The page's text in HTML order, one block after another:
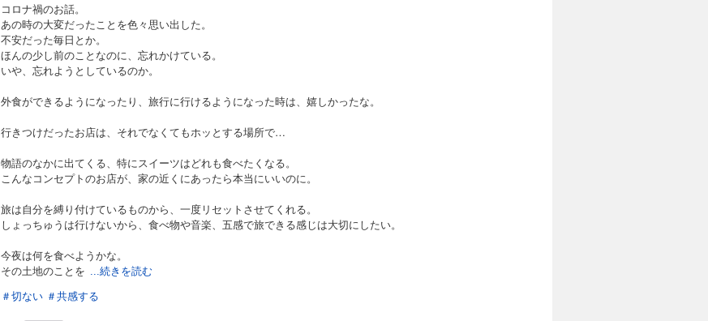
コロナ禍のお話。
あの時の大変だったことを色々思い出した。
不安だった毎日とか。
ほんの少し前のことなのに、忘れかけている。
いや、忘れようとしているのか。
外食ができるようになったり、旅行に行けるようになった時は、嬉しかったな。
行きつけだったお店は、それでなくてもホッとする場所で…
物語のなかに出てくる、特にスイーツはどれも食べたくなる。
こんなコンセプトのお店が、家の近くにあったら本当にいいのに。
旅は自分を縛り付けているものから、一度リセットさせてくれる。
しょっちゅうは行けないから、食べ物や音楽、五感で旅できる感じは大切にしたい。
今夜は何を食べようかな。
その土地のことを ...続きを読む
＃切ない ＃共感する